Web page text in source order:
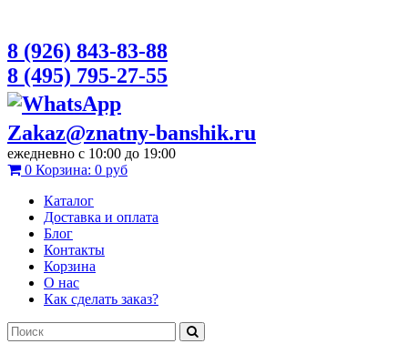
8 (926) 843-83-88
8 (495) 795-27-55
Zakaz@znatny-banshik.ru
ежедневно с 10:00 до 19:00
0 Корзина: 0 руб
Каталог
Доставка и оплата
Блог
Контакты
Корзина
О нас
Как сделать заказ?